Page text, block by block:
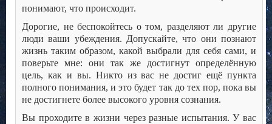
понимают, что происходит.
Дорогие, не беспокойтесь о том, разделяют ли другие
люди ваши убеждения. Допускайте, что они познают
жизнь таким образом, какой выбрали для себя сами, и
поверьте мне: они так же достигнут определённую
цель, как и вы. Никто из вас не достиг ещё пункта
полного понимания, и это будет так до тех пор, пока вы
не достигнете более высокого уровня сознания.
Вы проходите в жизни через разные испытания. У вас